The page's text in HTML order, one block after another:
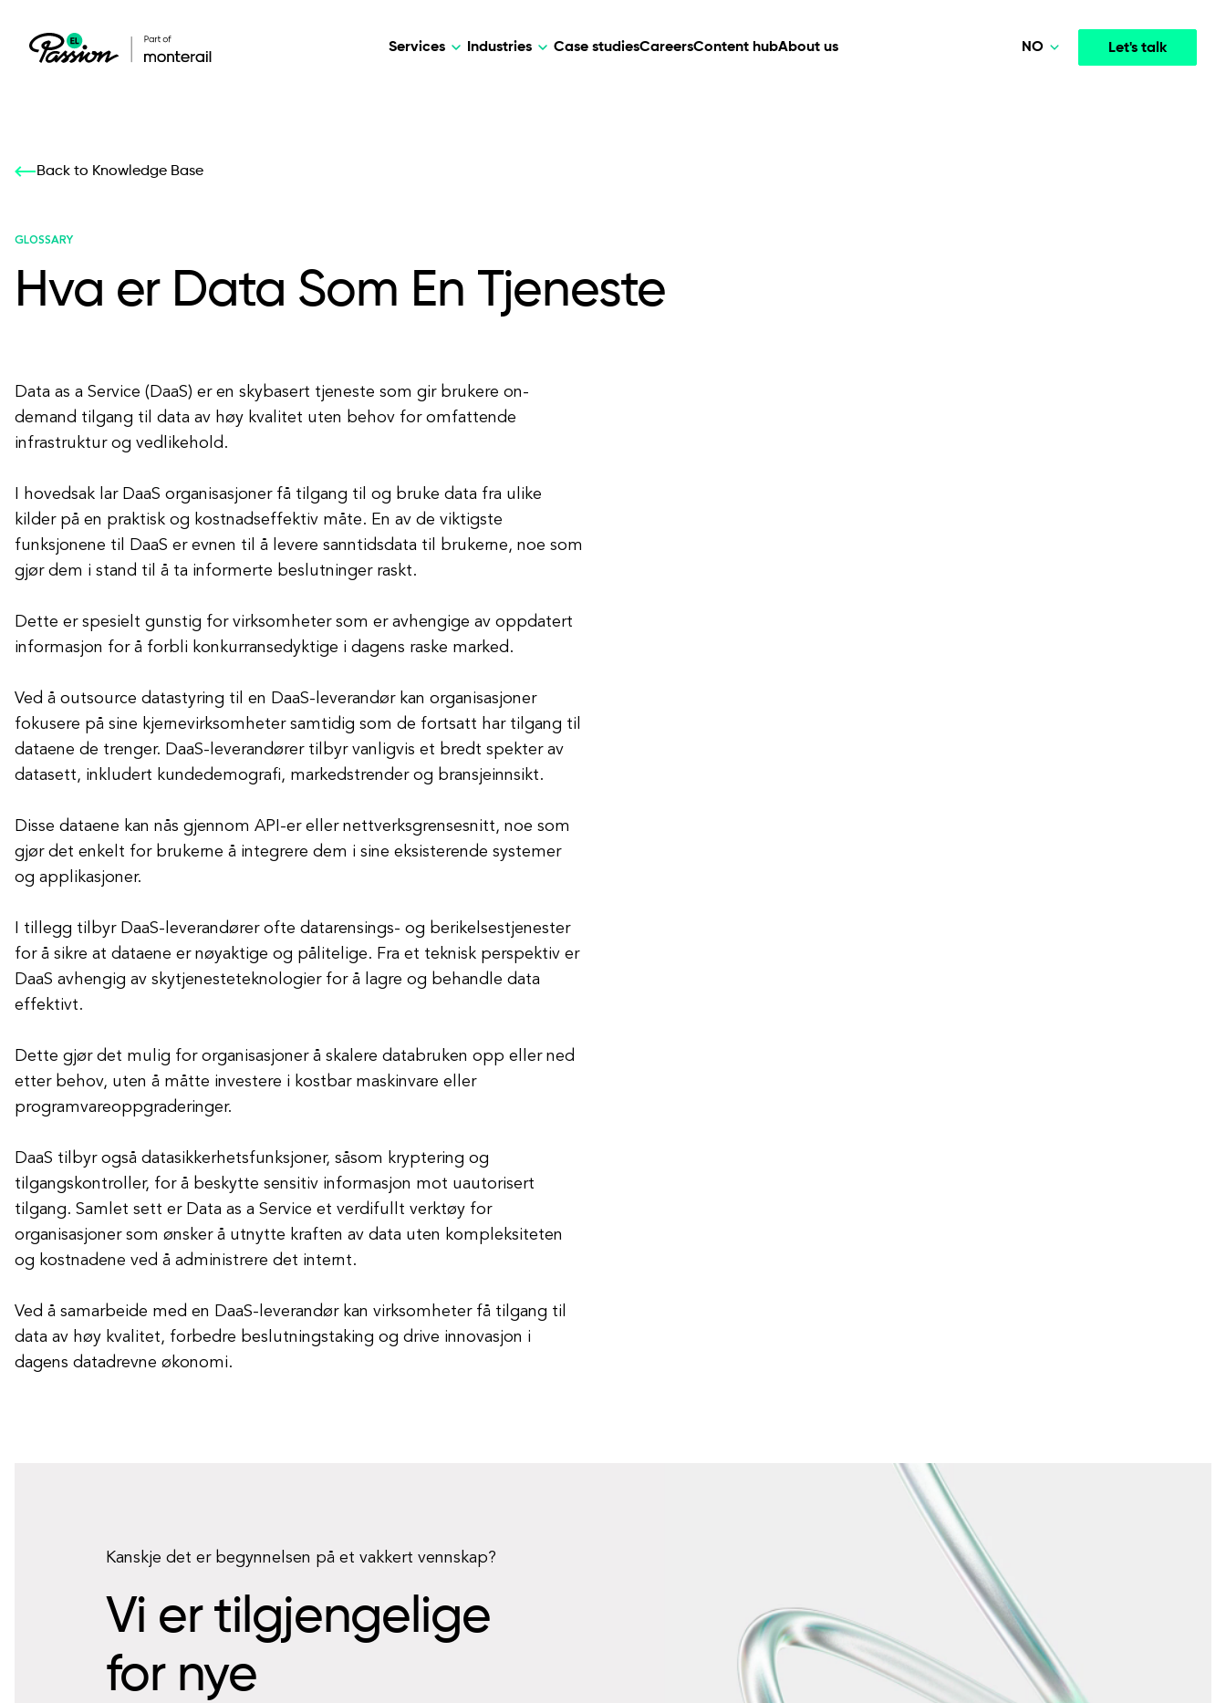
Services
Our services: build,
All services
Industries
Our services: build,
Case studiesCareersContent hubAbout us Let's talk
NO
Back to Knowledge Base
GLOSSARY
Hva er Data Som En Tjeneste
Data as a Service (DaaS) er en skybasert tjeneste som gir brukere on-
demand tilgang til data av høy kvalitet uten behov for omfattende
infrastruktur og vedlikehold.
I hovedsak lar DaaS organisasjoner få tilgang til og bruke data fra ulike
kilder på en praktisk og kostnadseffektiv måte. En av de viktigste
funksjonene til DaaS er evnen til å levere sanntidsdata til brukerne, noe som
gjør dem i stand til å ta informerte beslutninger raskt.
Dette er spesielt gunstig for virksomheter som er avhengige av oppdatert
informasjon for å forbli konkurransedyktige i dagens raske marked.
Ved å outsource datastyring til en DaaS-leverandør kan organisasjoner
fokusere på sine kjernevirksomheter samtidig som de fortsatt har tilgang til
dataene de trenger. DaaS-leverandører tilbyr vanligvis et bredt spekter av
datasett, inkludert kundedemografi, markedstrender og bransjeinnsikt.
Disse dataene kan nås gjennom API-er eller nettverksgrensesnitt, noe som
gjør det enkelt for brukerne å integrere dem i sine eksisterende systemer
og applikasjoner.
I tillegg tilbyr DaaS-leverandører ofte datarensings- og berikelsestjenester
for å sikre at dataene er nøyaktige og pålitelige. Fra et teknisk perspektiv er
DaaS avhengig av skytjenesteteknologier for å lagre og behandle data
effektivt.
Dette gjør det mulig for organisasjoner å skalere databruken opp eller ned
etter behov, uten å måtte investere i kostbar maskinvare eller
programvareoppgraderinger.
DaaS tilbyr også datasikkerhetsfunksjoner, såsom kryptering og
tilgangskontroller, for å beskytte sensitiv informasjon mot uautorisert
tilgang. Samlet sett er Data as a Service et verdifullt verktøy for
organisasjoner som ønsker å utnytte kraften av data uten kompleksiteten
og kostnadene ved å administrere det internt.
Ved å samarbeide med en DaaS-leverandør kan virksomheter få tilgang til
data av høy kvalitet, forbedre beslutningstaking og drive innovasjon i
dagens datadrevne økonomi.
Kanskje det er begynnelsen på et vakkert vennskap?
Vi er tilgjengelige
for nye